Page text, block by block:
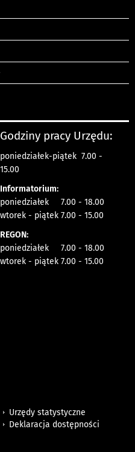
Godziny pracy Urzędu:
poniedziałek-piątek 7.00 -
15.00
Informatorium:
poniedziałek 7.00 - 18.00
wtorek - piątek 7.00 - 15.00
REGON:
poniedziałek 7.00 - 18.00
wtorek - piątek 7.00 - 15.00
Urzędy statystyczne
Deklaracja dostępności